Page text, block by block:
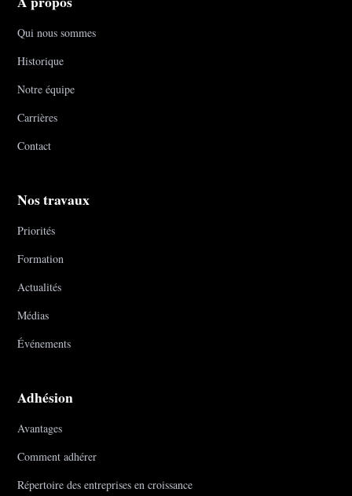
Qui nous sommes
Historique
Notre équipe
Carrières
Contact
Nos travaux
Priorités
Formation
Actualités
Médias
Événements
Adhésion
Avantages
Comment adhérer
Répertoire des entreprises en croissance